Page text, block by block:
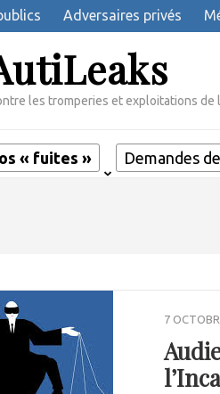
Adversaires privés
les tromperies et exploitations de
« fuites » Demandes
7